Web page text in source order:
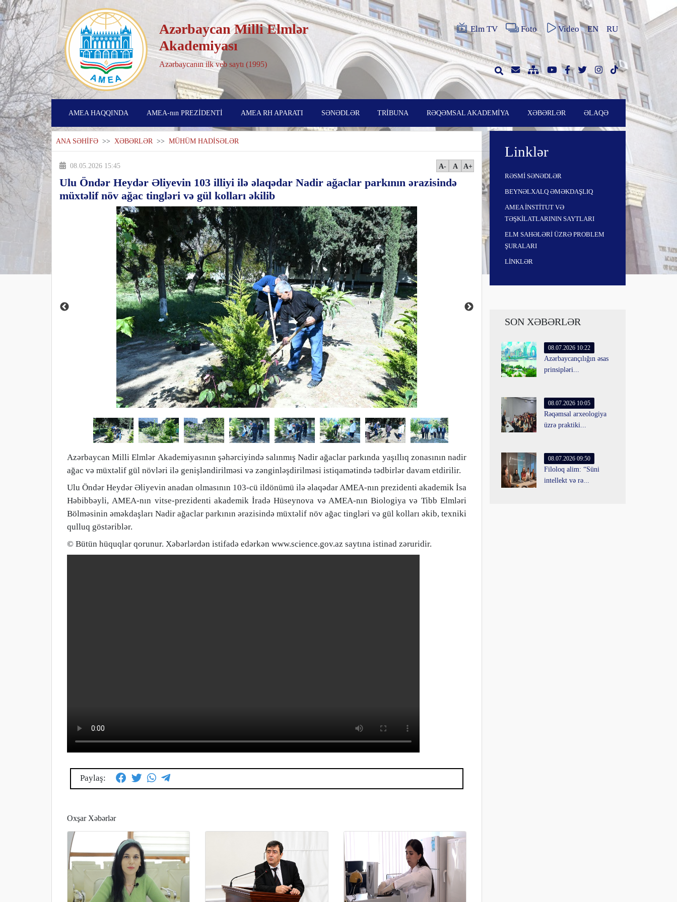
Azərbaycan Milli Elmlər
Akademiyası
Azərbaycanın ilk veb saytı (1995)
Elm TV Foto Video EN RU
AMEA HAQQINDA AMEA-nın PREZİDENTİ AMEA RH APARATI SƏNƏDLƏR TRİBUNA RƏQƏMSAL AKADEMİYA XƏBƏRLƏR ƏLAQƏ
ANA SƏHİFƏ >> XƏBƏRLƏR >> MÜHÜM HADİSƏLƏR
08.05.2026 15:45 A- A A+
Ulu Öndər Heydər Əliyevin 103 illiyi ilə əlaqədar Nadir ağaclar parkının ərazisində
müxtəlif növ ağac tingləri və gül kolları əkilib
AzərbaycanMilliElmlər Akademiyasının şəhərciyində salınmışNadir ağaclar parkında yaşıllıq zonasının nadir
ağac və müxtəlif gül növləri ilə genişləndirilməsi və zənginləşdirilməsi istiqamətində tədbirlər davam etdirilir.
Ulu Öndər Heydər Əliyevin anadan olmasının 103-cü ildönümü ilə əlaqədar AMEA-nın prezidenti akademik İsa
Həbibbəyli, AMEA-nın vitse-prezidenti akademik İradə Hüseynova və AMEA-nın Biologiya və Tibb Elmləri
Bölməsinin əməkdaşlarıNadir ağaclar parkının ərazisində müxtəlif növ ağac tingləri və gül kolları əkib, texniki
qulluq göstəriblər.
© Bütün hüquqlar qorunur. Xəbərlərdən istifadə edərkən www.science.gov.az saytına istinad zəruridir.
Paylaş:
Oxşar Xəbərlər
Linklər
RƏSMİ SƏNƏDLƏR
BEYNƏLXALQ ƏMƏKDAŞLIQ
AMEA İNSTİTUT VƏ
TƏŞKİLATLARININ SAYTLARI
ELM SAHƏLƏRİ ÜZRƏ PROBLEM
ŞURALARI
LİNKLƏR
SON XƏBƏRLƏR
08.07.2026 10:22
Azərbaycançılığın əsas
prinsipləri...
08.07.2026 10:05
Rəqəmsal arxeologiya
üzrə praktiki...
08.07.2026 09:50
Filoloq alim: “Süni
intellekt və rə...